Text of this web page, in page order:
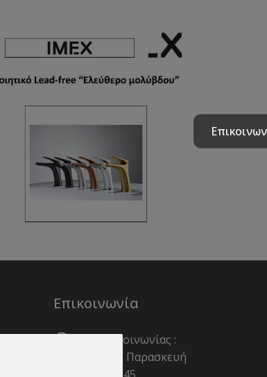
Επικοινωνία
Ώρες επικοινωνίας :
Δευτέρα – Παρασκευή